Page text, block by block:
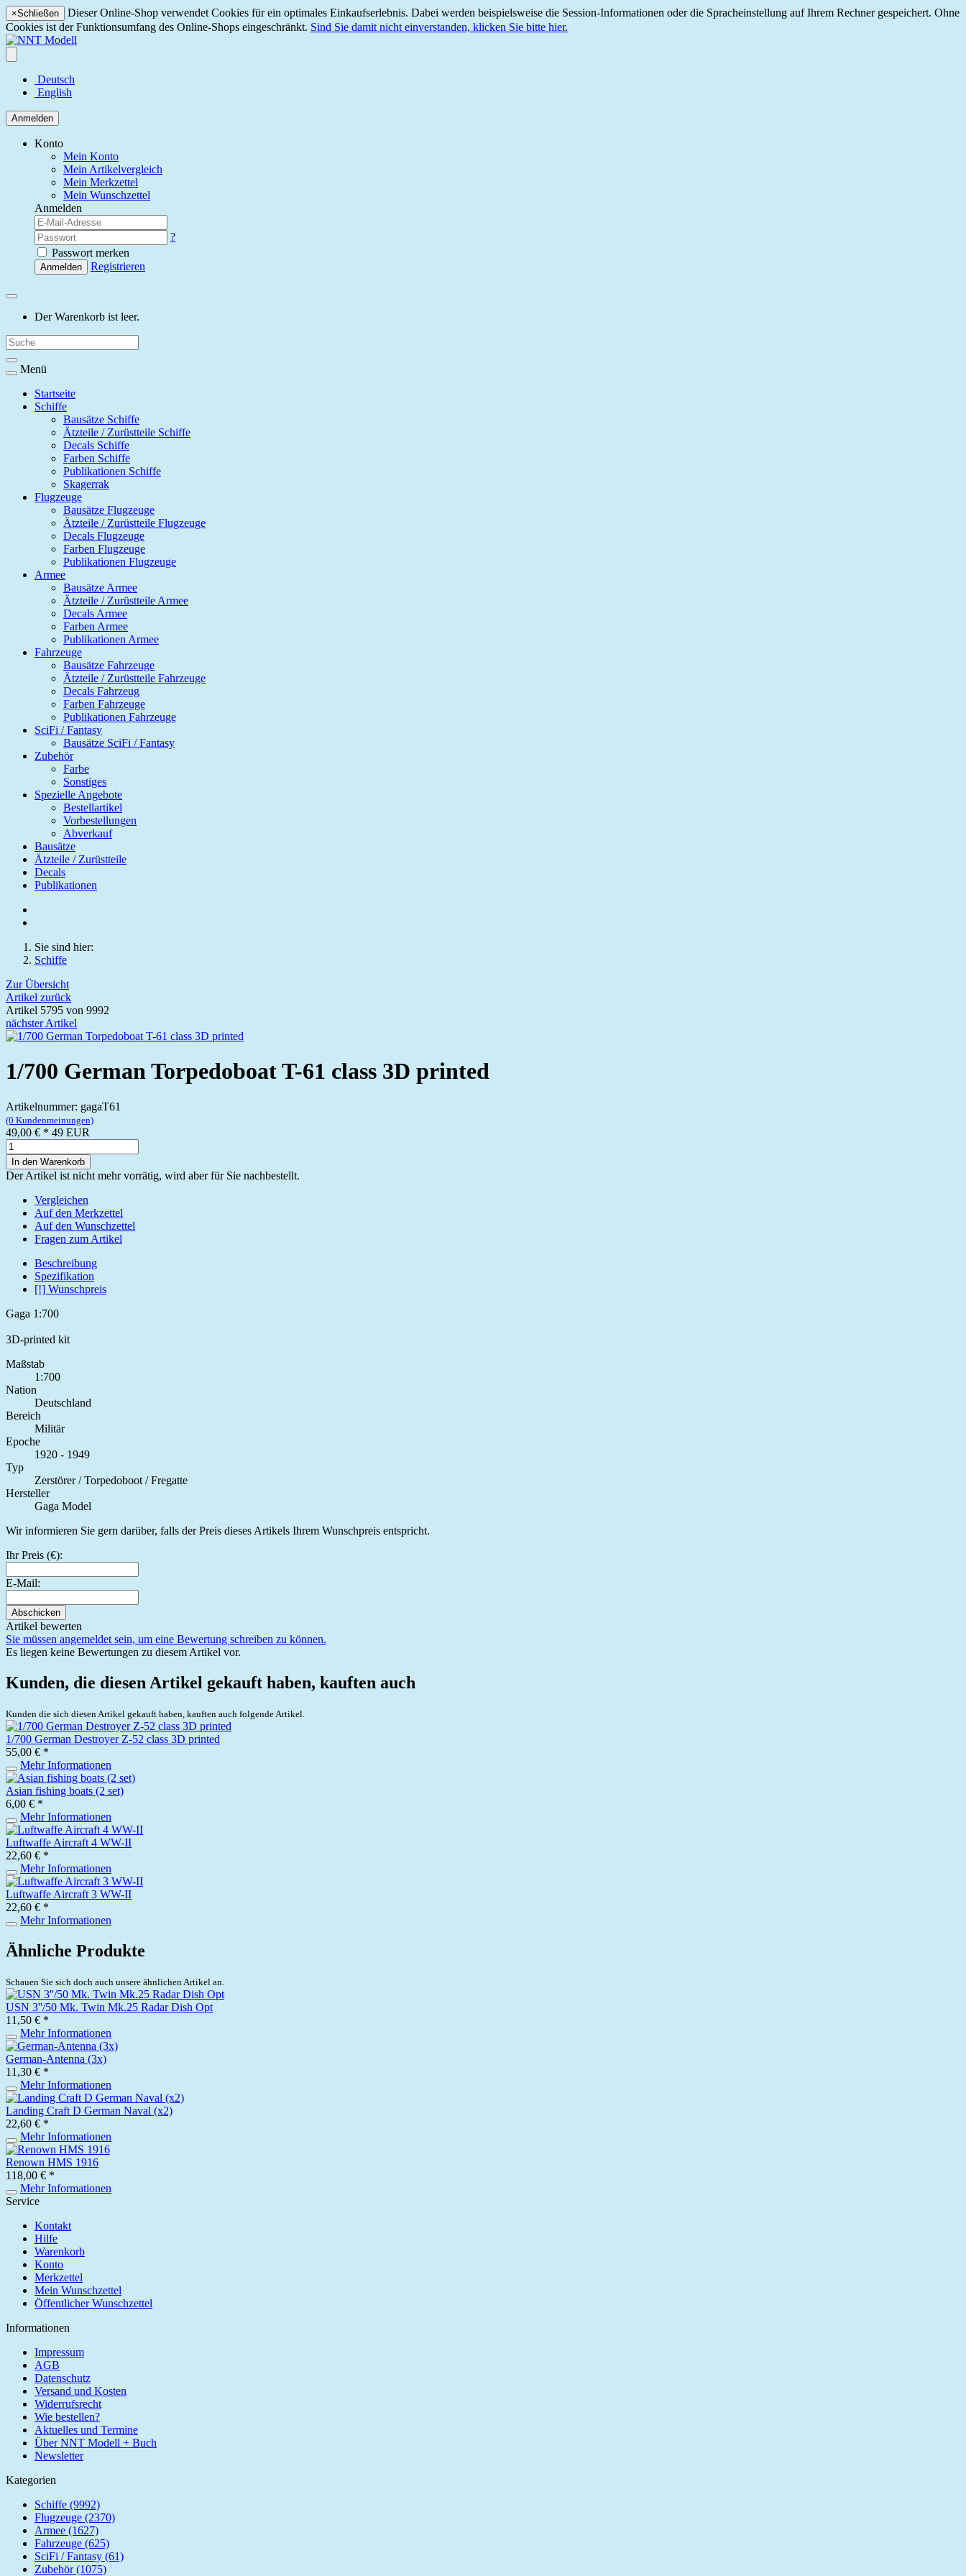
×Schließen
Dieser Online-Shop verwendet Cookies für ein optimales Einkaufserlebnis. Dabei werden beispielsweise die Session-Informationen oder die Spracheinstellung auf Ihrem Rechner gespeichert. Ohne
Cookies ist der Funktionsumfang des Online-Shops eingeschränkt. Sind Sie damit nicht einverstanden, klicken Sie bitte hier.
Deutsch
English
Anmelden
Konto
Mein Konto
Mein Artikelvergleich
Mein Merkzettel
Mein Wunschzettel
Anmelden
?
Passwort merken
Anmelden Registrieren
Der Warenkorb ist leer.
Menü
Startseite
Schiffe
Bausätze Schiffe
Ätzteile / Zurüstteile Schiffe
Decals Schiffe
Farben Schiffe
Publikationen Schiffe
Skagerrak
Flugzeuge
Bausätze Flugzeuge
Ätzteile / Zurüstteile Flugzeuge
Decals Flugzeuge
Farben Flugzeuge
Publikationen Flugzeuge
Armee
Bausätze Armee
Ätzteile / Zurüstteile Armee
Decals Armee
Farben Armee
Publikationen Armee
Fahrzeuge
Bausätze Fahrzeuge
Ätzteile / Zurüstteile Fahrzeuge
Decals Fahrzeug
Farben Fahrzeuge
Publikationen Fahrzeuge
SciFi / Fantasy
Bausätze SciFi / Fantasy
Zubehör
Farbe
Sonstiges
Spezielle Angebote
Bestellartikel
Vorbestellungen
Abverkauf
Bausätze
Ätzteile / Zurüstteile
Decals
Publikationen
Sie sind hier:
Schiffe
Zur Übersicht
Artikel zurück
Artikel 5795 von 9992
nächster Artikel
1/700 German Torpedoboat T-61 class 3D printed
Artikelnummer: gagaT61
(0 Kundenmeinungen)
49,00 € * 49 EUR
In den Warenkorb
Der Artikel ist nicht mehr vorrätig, wird aber für Sie nachbestellt.
Vergleichen
Auf den Merkzettel
Auf den Wunschzettel
Fragen zum Artikel
Beschreibung
Spezifikation
[!] Wunschpreis
Gaga 1:700
3D-printed kit
Maßstab
1:700
Nation
Deutschland
Bereich
Militär
Epoche
1920 - 1949
Typ
Zerstörer / Torpedoboot / Fregatte
Hersteller
Gaga Model
Wir informieren Sie gern darüber, falls der Preis dieses Artikels Ihrem Wunschpreis entspricht.
Ihr Preis (€):
E-Mail:
Abschicken
Artikel bewerten
Sie müssen angemeldet sein, um eine Bewertung schreiben zu können.
Es liegen keine Bewertungen zu diesem Artikel vor.
Kunden, die diesen Artikel gekauft haben, kauften auch
Kunden die sich diesen Artikel gekauft haben, kauften auch folgende Artikel.
1/700 German Destroyer Z-52 class 3D printed
55,00 € *
Mehr Informationen
Asian fishing boats (2 set)
6,00 € *
Mehr Informationen
Luftwaffe Aircraft 4 WW-II
22,60 € *
Mehr Informationen
Luftwaffe Aircraft 3 WW-II
22,60 € *
Mehr Informationen
Ähnliche Produkte
Schauen Sie sich doch auch unsere ähnlichen Artikel an.
USN 3''/50 Mk. Twin Mk.25 Radar Dish Opt
11,50 € *
Mehr Informationen
German-Antenna (3x)
11,30 € *
Mehr Informationen
Landing Craft D German Naval (x2)
22,60 € *
Mehr Informationen
Renown HMS 1916
118,00 € *
Mehr Informationen
Service
Kontakt
Hilfe
Warenkorb
Konto
Merkzettel
Mein Wunschzettel
Öffentlicher Wunschzettel
Informationen
Impressum
AGB
Datenschutz
Versand und Kosten
Widerrufsrecht
Wie bestellen?
Aktuelles und Termine
Über NNT Modell + Buch
Newsletter
Kategorien
Schiffe (9992)
Flugzeuge (2370)
Armee (1627)
Fahrzeuge (625)
SciFi / Fantasy (61)
Zubehör (1075)